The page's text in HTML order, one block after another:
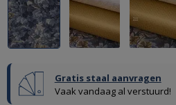
Gratis staal aanvragen
Vaak vandaag al verstuurd!